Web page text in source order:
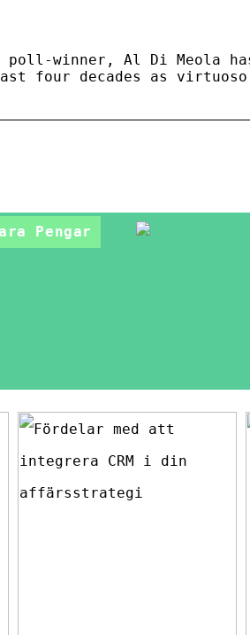
winner, Al Di Meola
four decades as
Pengar